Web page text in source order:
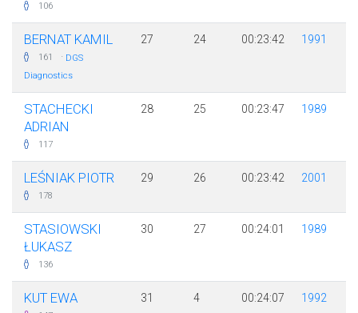
106
BERNAT KAMIL
161 · DGS
Diagnostics
27 24 00:23:42 1991
STACHECKI
ADRIAN
117
28 25 00:23:47 1989
LEŚNIAK PIOTR
178
29 26 00:23:42 2001
STASIOWSKI
ŁUKASZ
136
30 27 00:24:01 1989
KUT EWA 31 4 00:24:07 1992